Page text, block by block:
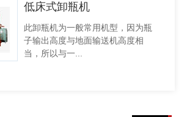
低床式卸瓶机
此卸瓶机为一般常用机型，因为瓶
子输出高度与地面输送机高度相
当，所以与一...